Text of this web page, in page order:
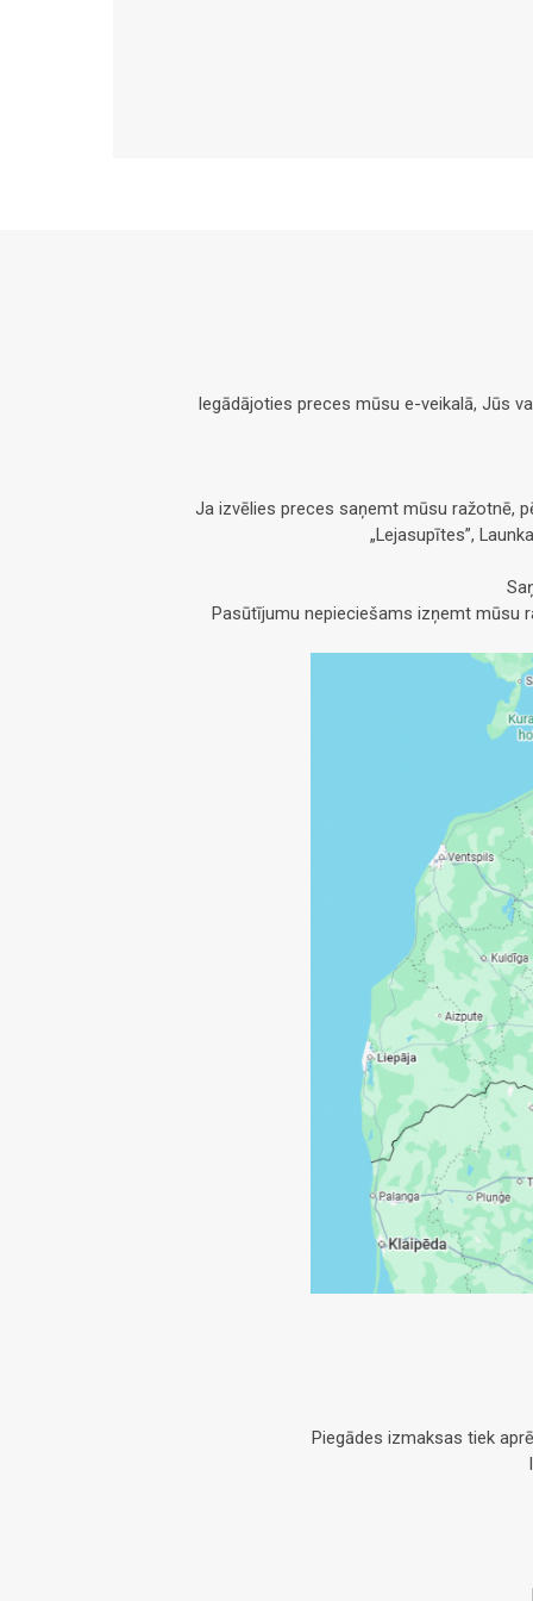
Iegādājoties preces mūsu e-veikalā, Jūs
Ja izvēlies preces saņemt mūsu ražotnē,
„Lejasupītes”,
Pasūtījumu nepieciešams izņemt mūsu
Piegādes izmaksas tiek